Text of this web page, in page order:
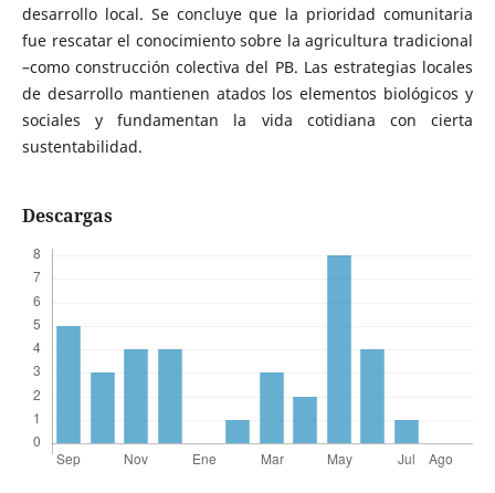
desarrollo local. Se concluye que la prioridad comunitaria
fue rescatar el conocimiento sobre la agricultura tradicional
–como construcción colectiva del PB. Las estrategias locales
de desarrollo mantienen atados los elementos biológicos y
sociales y fundamentan la vida cotidiana con cierta
sustentabilidad.
Descargas